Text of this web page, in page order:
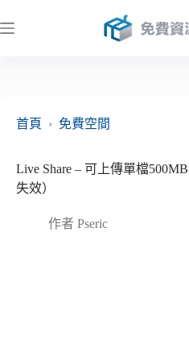
至
首頁
› 免費空間
Live Share – 可上傳單檔
失效）
作者 Pseric